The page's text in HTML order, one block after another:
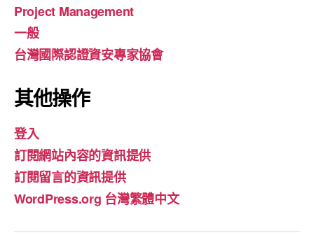
Project Management
一般
台灣國際認證資安專家協會
其他操作
登入
訂閱網站內容的資訊提供
訂閱留言的資訊提供
WordPress.org 台灣繁體中文